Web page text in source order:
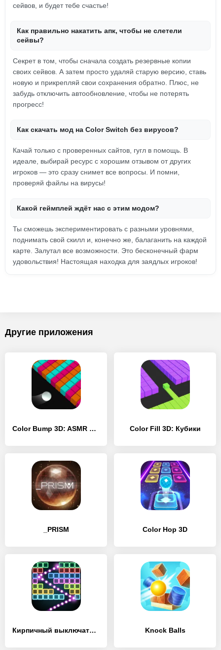
сейвов, и будет тебе счастье!
Как правильно накатить апк, чтобы не слетели
сейвы?
Секрет в том, чтобы сначала создать резервные копии
своих сейвов. А затем просто удаляй старую версию, ставь
новую и прикрепляй свои сохранения обратно. Плюс, не
забудь отключить автообновление, чтобы не потерять
прогресс!
Как скачать мод на Color Switch без вирусов?
Качай только с проверенных сайтов, гугл в помощь. В
идеале, выбирай ресурс с хорошим отзывом от других
игроков — это сразу снимет все вопросы. И помни,
проверяй файлы на вирусы!
Какой геймплей ждёт нас с этим модом?
Ты сможешь экспериментировать с разными уровнями,
поднимать свой скилл и, конечно же, балаганить на каждой
карте. Залутал все возможности. Это бесконечный фарм
удовольствия! Настоящая находка для заядлых игроков!
Другие приложения
Color Bump 3D: ASMR ball game Color Fill 3D: Кубики
_PRISM Color Hop 3D
Кирпичный выключатель поиск Knock Balls